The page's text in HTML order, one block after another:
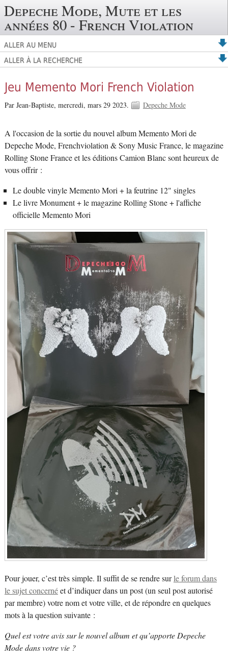
Depeche Mode, Mute et les
années 80 - French Violation
ALLER AU MENU
ALLER À LA RECHERCHE
Jeu Memento Mori French Violation
Par Jean-Baptiste, mercredi, mars 29 2023. Depeche Mode
A l'occasion de la sortie du nouvel album Memento Mori de
Depeche Mode, Frenchviolation & Sony Music France, le magazine
Rolling Stone France et les éditions Camion Blanc sont heureux de
vous offrir :
Le double vinyle Memento Mori + la feutrine 12" singles
Le livre Monument + le magazine Rolling Stone + l'affiche
officielle Memento Mori
Pour jouer, c’est très simple. Il suffit de se rendre surle forum dans
le sujet concernéet d’indiquer dans un post (un seul post autorisé
par membre) votre nom et votre ville, et de répondre en quelques
mots à la question suivante :
Quel est votre avis sur le nouvel album et qu’apporte Depeche
Mode dans votre vie ?